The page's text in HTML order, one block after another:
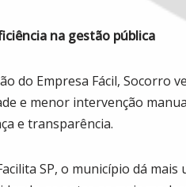
na gestão pública
do Empresa Fácil, Socorro
e menor intervenção
e transparência.
SP, o município dá